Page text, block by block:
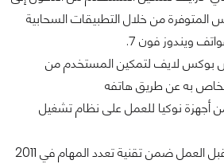
من خلال التطبيقات السحابية
ويندوز فون 7.
بوكس لايف لتمكين المستخدم من
نوكيا للعمل على نظام تشغيل